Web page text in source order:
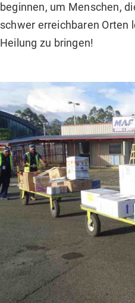
beginnen, um Menschen,
schwer erreichbaren Orten
Heilung zu bringen!